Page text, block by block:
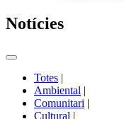
Notícies
Commutador
portals
Totes |
Ambiental |
Comunitari |
Cultural |